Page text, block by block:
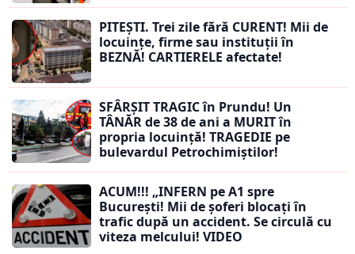
PITEȘTI. Trei zile fără CURENT! Mii de
locuințe, firme sau instituții în
BEZNĂ! CARTIERELE afectate!
SFÂRȘIT TRAGIC în Prundu! Un
TÂNĂR de 38 de ani a MURIT în
propria locuință! TRAGEDIE pe
bulevardul Petrochimiștilor!
ACUM!!! „INFERN pe A1 spre
București! Mii de șoferi blocați în
trafic după un accident. Se circulă cu
viteza melcului! VIDEO